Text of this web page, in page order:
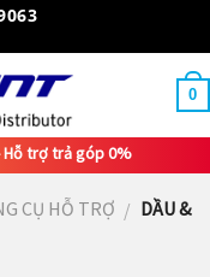
0
Hỗ trợ trả góp 0%
CỤ HỖ TRỢ / DẦU &